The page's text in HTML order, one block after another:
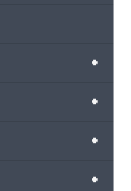
+
+
+
+